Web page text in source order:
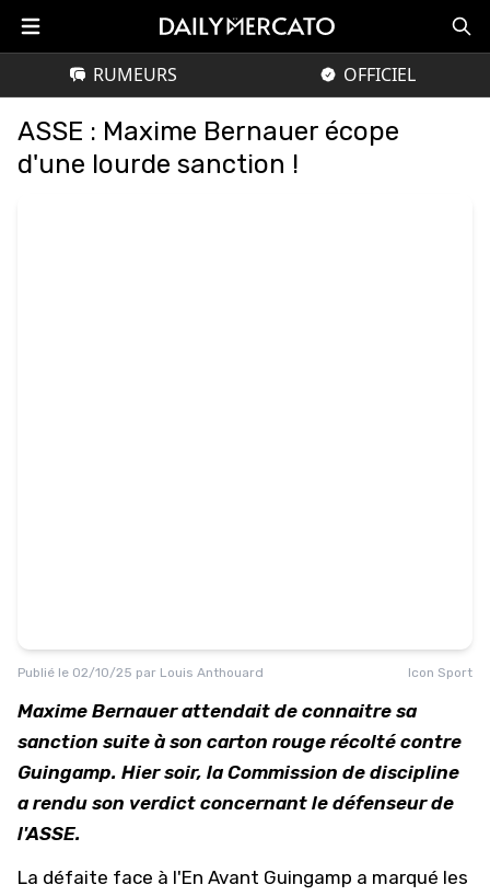
RUMEURS OFFICIEL
ASSE : Maxime Bernauer écope
d'une lourde sanction !
Publié le 02/10/25 par Louis Anthouard Icon Sport
Maxime Bernauer attendait de connaitre sa
sanction suite à son carton rouge récolté contre
Guingamp. Hier soir, la Commission de discipline
a rendu son verdict concernant le défenseur de
l'ASSE.
La défaite face à l'En Avant Guingamp a marqué les